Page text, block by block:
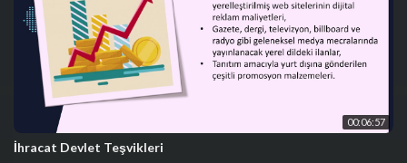
00:06:57
İhracat Devlet Teşvikleri